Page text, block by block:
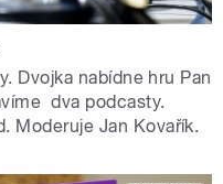
Dvojka nabídne hru Pan
dva podcasty.
Moderuje Jan Kovařík.